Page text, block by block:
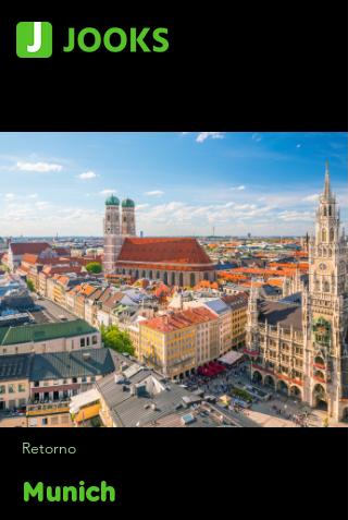
Retorno
Munich